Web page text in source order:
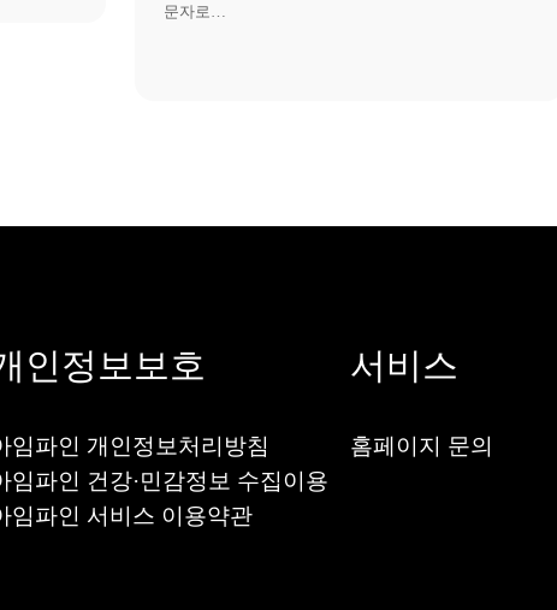
문자로…
인정보보호
임파인 개인정보처리방침
임파인 건강·민감정보 수집이용
임파인 서비스 이용약관
서비스
홈페이지 문의